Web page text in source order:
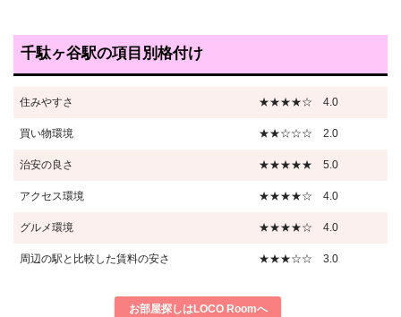
千駄ヶ谷駅の項目別格付け
住みやすさ ★★★★☆ 4.0
買い物環境 ★★☆☆☆ 2.0
治安の良さ ★★★★★ 5.0
アクセス環境 ★★★★☆ 4.0
グルメ環境 ★★★★☆ 4.0
周辺の駅と比較した賃料の安さ ★★★☆☆ 3.0
お部屋探しはLOCO Roomへ